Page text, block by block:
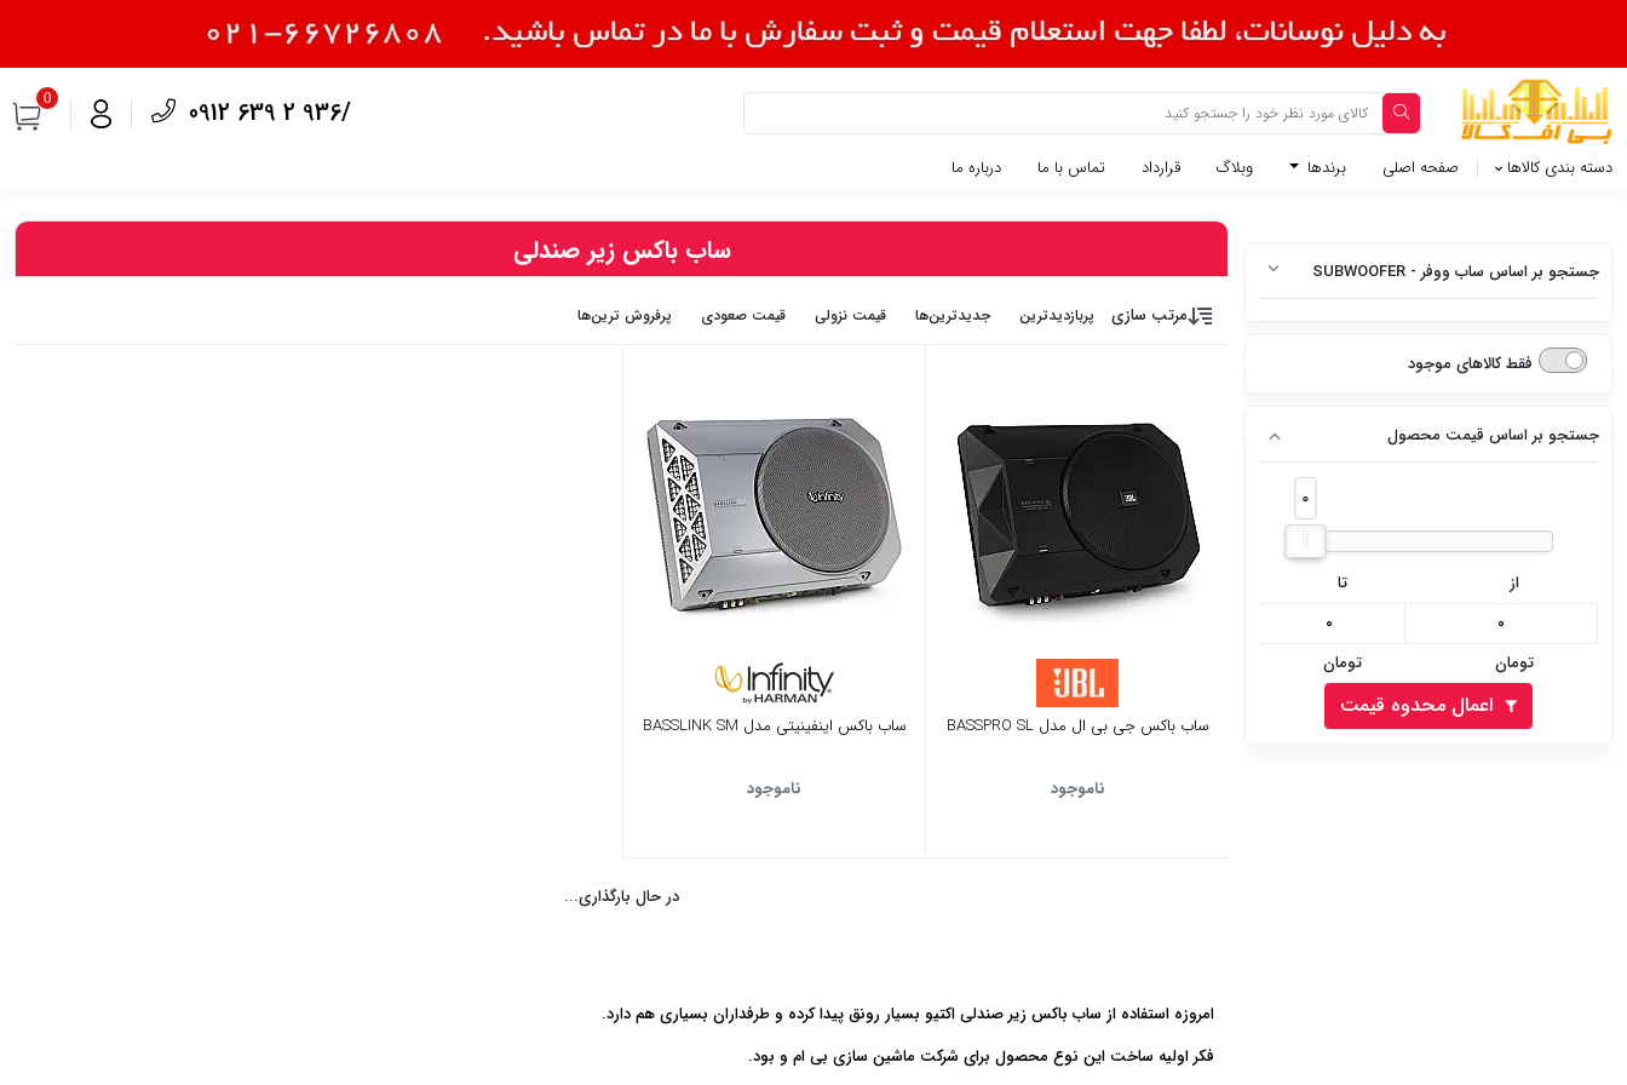
0912 639 2 936/
0
دسته بندی کالاها صفحه اصلی برندها وبلاگ قرارداد تماس با ما درباره ما
جستجو بر اساس ساب ووفر - SUBWOOFER
SUBWOOFER
ACTIVE SUB BOX
sub under seat
فقط کالاهای موجود
جستجو بر اساس قیمت محصول
0
0
از
تومان
تا
تومان
اعمال محدوه قیمت
ساب باکس زیر صندلی
مرتب سازی پربازديدترين جديدترين‌ها قيمت نزولی قيمت صعودی پرفروش ترین‌ها
ساب باکس جی بی ال مدل BASSPRO SL
ناموجود
ساب باکس اینفینیتی مدل BASSLINK SM
ناموجود
در حال بارگذاری...
امروزه استفاده از ساب باکس زیر صندلی اکتیو بسیار رونق پیدا کرده و طرفداران بسیاری هم دارد.
فکر اولیه ساخت این نوع محصول برای شرکت ماشین سازی بی ام و بود.